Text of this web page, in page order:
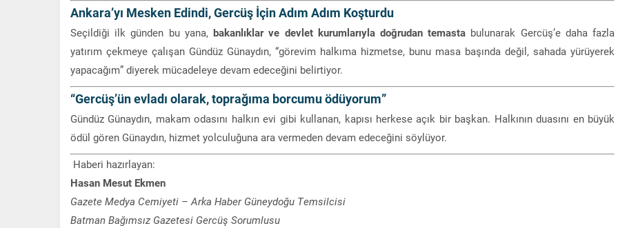
Ankara’yı Mesken Edindi, Gercüş İçin Adım Adım Koşturdu
Seçildiği ilk günden bu yana,bakanlıklar ve devlet kurumlarıyla doğrudan temasta bulunarak Gercüş’e daha fazla
yatırım çekmeye çalışan Gündüz Günaydın, “görevim halkıma hizmetse, bunu masa başında değil, sahada yürüyerek
yapacağım” diyerek mücadeleye devam edeceğini belirtiyor.
“Gercüş’ün evladı olarak, toprağıma borcumu ödüyorum”
Gündüz Günaydın, makam odasını halkın evi gibi kullanan, kapısı herkese açık bir başkan. Halkının duasını en büyük
ödül gören Günaydın, hizmet yolculuğuna ara vermeden devam edeceğini söylüyor.
Haberi hazırlayan:
Hasan Mesut Ekmen
Gazete Medya Cemiyeti – Arka Haber Güneydoğu Temsilcisi
Batman Bağımsız Gazetesi Gercüş Sorumlusu